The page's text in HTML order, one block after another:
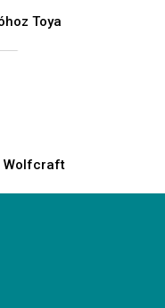
Toya
Wolfcraft